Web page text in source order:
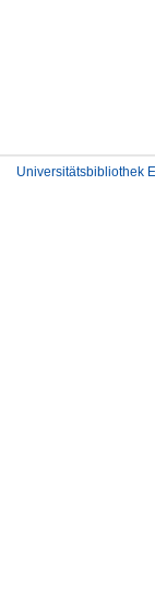
Universitätsbibliothek